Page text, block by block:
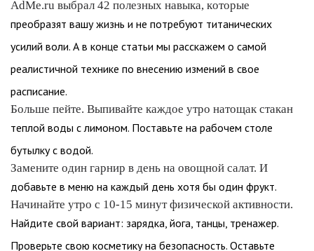
AdMe.ru выбрал 42 полезных навыка, которые
преобразят вашу жизнь и не потребуют титанических
усилий воли. А в конце статьи мы расскажем о самой
реалистичной технике по внесению измений в свое
расписание.
Больше пейте. Выпивайте каждое утро натощак стакан
теплой воды с лимоном. Поставьте на рабочем столе
бутылку с водой.
Замените один гарнир в день на овощной салат. И
добавьте в меню на каждый день хотя бы один фрукт.
Начинайте утро с 10-15 минут физической активности.
Найдите свой вариант: зарядка, йога, танцы, тренажер.
Проверьте свою косметику на безопасность. Оставьте